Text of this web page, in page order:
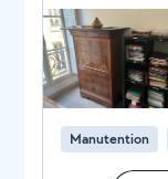
100% à vos
Encore mieux, il
solutions qui vont au-
tout, bonne
Manutention